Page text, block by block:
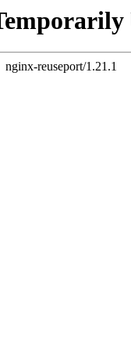
nginx-reuseport/1.21.1